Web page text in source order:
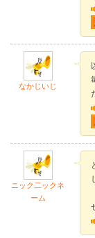
なかじいじ
ニック二ックネ
ーム